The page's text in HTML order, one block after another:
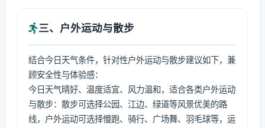
三、户外运动与散步
结合今日天气条件，针对性户外运动与散步建议如下，兼
顾安全性与体验感：
今日天气晴好、温度适宜、风力温和，适合各类户外运动
与散步：散步可选择公园、江边、绿道等风景优美的路
线，户外运动可选择慢跑、骑行、广场舞、羽毛球等，运